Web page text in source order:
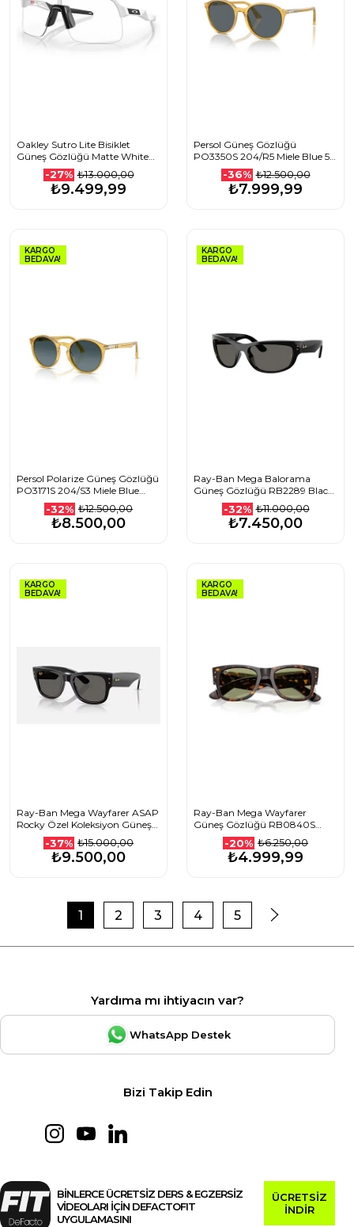
Oakley Sutro Lite Bisiklet
Güneş Gözlüğü Matte White
Clear PhotoChromic
-27% ₺13.000,00
₺9.499,99
Persol Güneş Gözlüğü
PO3350S 204/R5 Miele Blue 56
Ekartman
-36% ₺12.500,00
₺7.999,99
KARGO
BEDAVA!
Persol Polarize Güneş Gözlüğü
PO3171S 204/S3 Miele Blue
Gradient Dark Blue Polar 52
Ekartman
-32% ₺12.500,00
₺8.500,00
KARGO
BEDAVA!
Ray-Ban Mega Balorama
Güneş Gözlüğü RB2289 Black
Ultra Black 6826J5 60
Ekartman
-32% ₺11.000,00
₺7.450,00
KARGO
BEDAVA!
Ray-Ban Mega Wayfarer ASAP
Rocky Özel Koleksiyon Güneş
Gözlüğü 0RB0840S Black
Dark Gray 51 Ekartman 6826J5
-37% ₺15.000,00
₺9.500,00
KARGO
BEDAVA!
Ray-Ban Mega Wayfarer
Güneş Gözlüğü RB0840S
902/4E 51 Ekartman Havana
Bottle Green
-20% ₺6.250,00
₺4.999,99
1 2 3 4 5
Yardıma mı ihtiyacın var?
WhatsApp Destek
Bizi Takip Edin
BİNLERCE ÜCRETSİZ DERS & EGZERSİZ
VİDEOLARI İÇİN DEFACTOFIT
UYGULAMASINI
ÜCRETSİZ
İNDİR